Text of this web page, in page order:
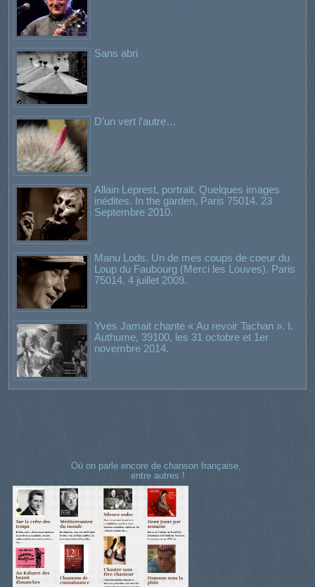
Sans abri
D’un vert l’autre…
Allain Leprest, portrait. Quelques images
inédites. In the garden, Paris 75014. 23
Septembre 2010.
Manu Lods. Un de mes coups de coeur du
Loup du Faubourg (Merci les Louves). Paris
75014. 4 juillet 2009.
Yves Jamait chante « Au revoir Tachan ». I.
Authume, 39100, les 31 octobre et 1er
novembre 2014.
Où on parle encore de chanson française,
entre autres !